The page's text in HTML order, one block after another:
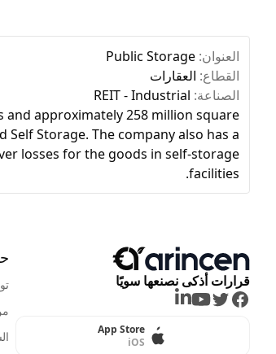
العنوان: Public Storage
القطاع: العقارات
الصناعة: REIT - Industrial
and approximately 258 million square
Storage. The company also has a
losses for the goods in self-storage
facilities.
قرارات أذكى نصنعها سويًا
Facebook
Twitter
Youtube
LinkedIn
App Store
iOS